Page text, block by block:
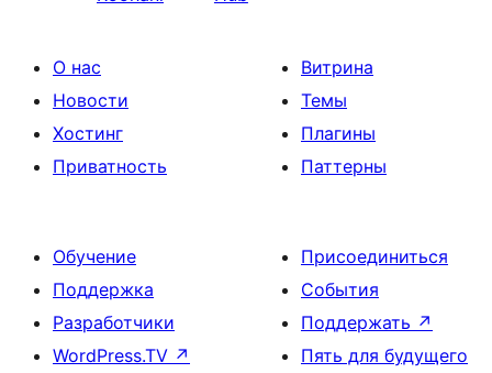
О нас
Новости
Хостинг
Приватность
Витрина
Темы
Плагины
Паттерны
Обучение
Поддержка
Разработчики
WordPress.TV ↗
Присоединиться
События
Поддержать ↗
Пять для будущего